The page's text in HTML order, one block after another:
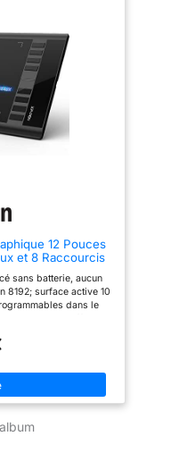
Jeu : c'est une grande aide
jouer à des jeux de rythme
comme Osu Stylo passif : le
stylo sans batterie élimine les
liés à la charge
du stylo. 【Pression du stylo
8192 haut niveau et 4 touches
personnalisables】Il
fournira un contrôle précis
être réglées sur plus
Les utiliser pendant
le travail améliorera
travail. Compatibilité ou
: compatible avec
7 ou version ultérieure
Remarque : il n'est
compatible avec iPad ou
plupart des programmes
Photoshop, Illustrator, Clip
Pro, Manga Studio,
12 Pouces
et 8 Raccourcis
sans batterie, aucun
8192; surface active 10
dans le
l'épaisseur de
tablette graphique est
ou de signature,
pour les employés de
sur des documents.